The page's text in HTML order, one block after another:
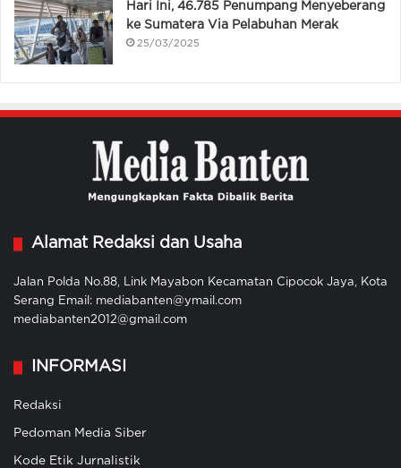
Hari Ini, 46.785 Penumpang Menyeberang
ke Sumatera Via Pelabuhan Merak
25/03/2025
Alamat Redaksi dan Usaha
Jalan Polda No.88, Link Mayabon Kecamatan Cipocok Jaya, Kota
Serang Email: mediabanten@ymail.com
mediabanten2012@gmail.com
INFORMASI
Redaksi
Pedoman Media Siber
Kode Etik Jurnalistik